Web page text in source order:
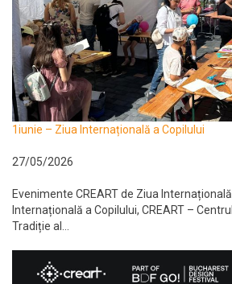
1iunie – Ziua Internațională a Copilului
27/05/2026
Evenimente CREART de Ziua
Internațională a Copilului, CREART –
Tradiție al...